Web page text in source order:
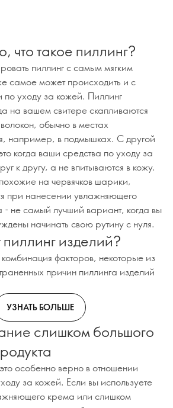
что такое пиллинг?
пиллинг с самым мягким
самое может происходить и с
уходу за кожей. Пиллинг
на вашем свитере скапливаются
обычно в местах
например, в подмышках. С другой
когда ваши средства по уходу за
к другу, а не впитываются в кожу.
на червячков шарики,
при нанесении увлажняющего
не самый лучший вариант, когда вы
начинать свою рутину с нуля.
пиллинг изделий?
комбинация факторов, некоторые из
причин пиллинга изделий
УЗНАТЬ БОЛЬШЕ
слишком большого
особенно верно в отношении
за кожей. Если вы используете
крема или слишком